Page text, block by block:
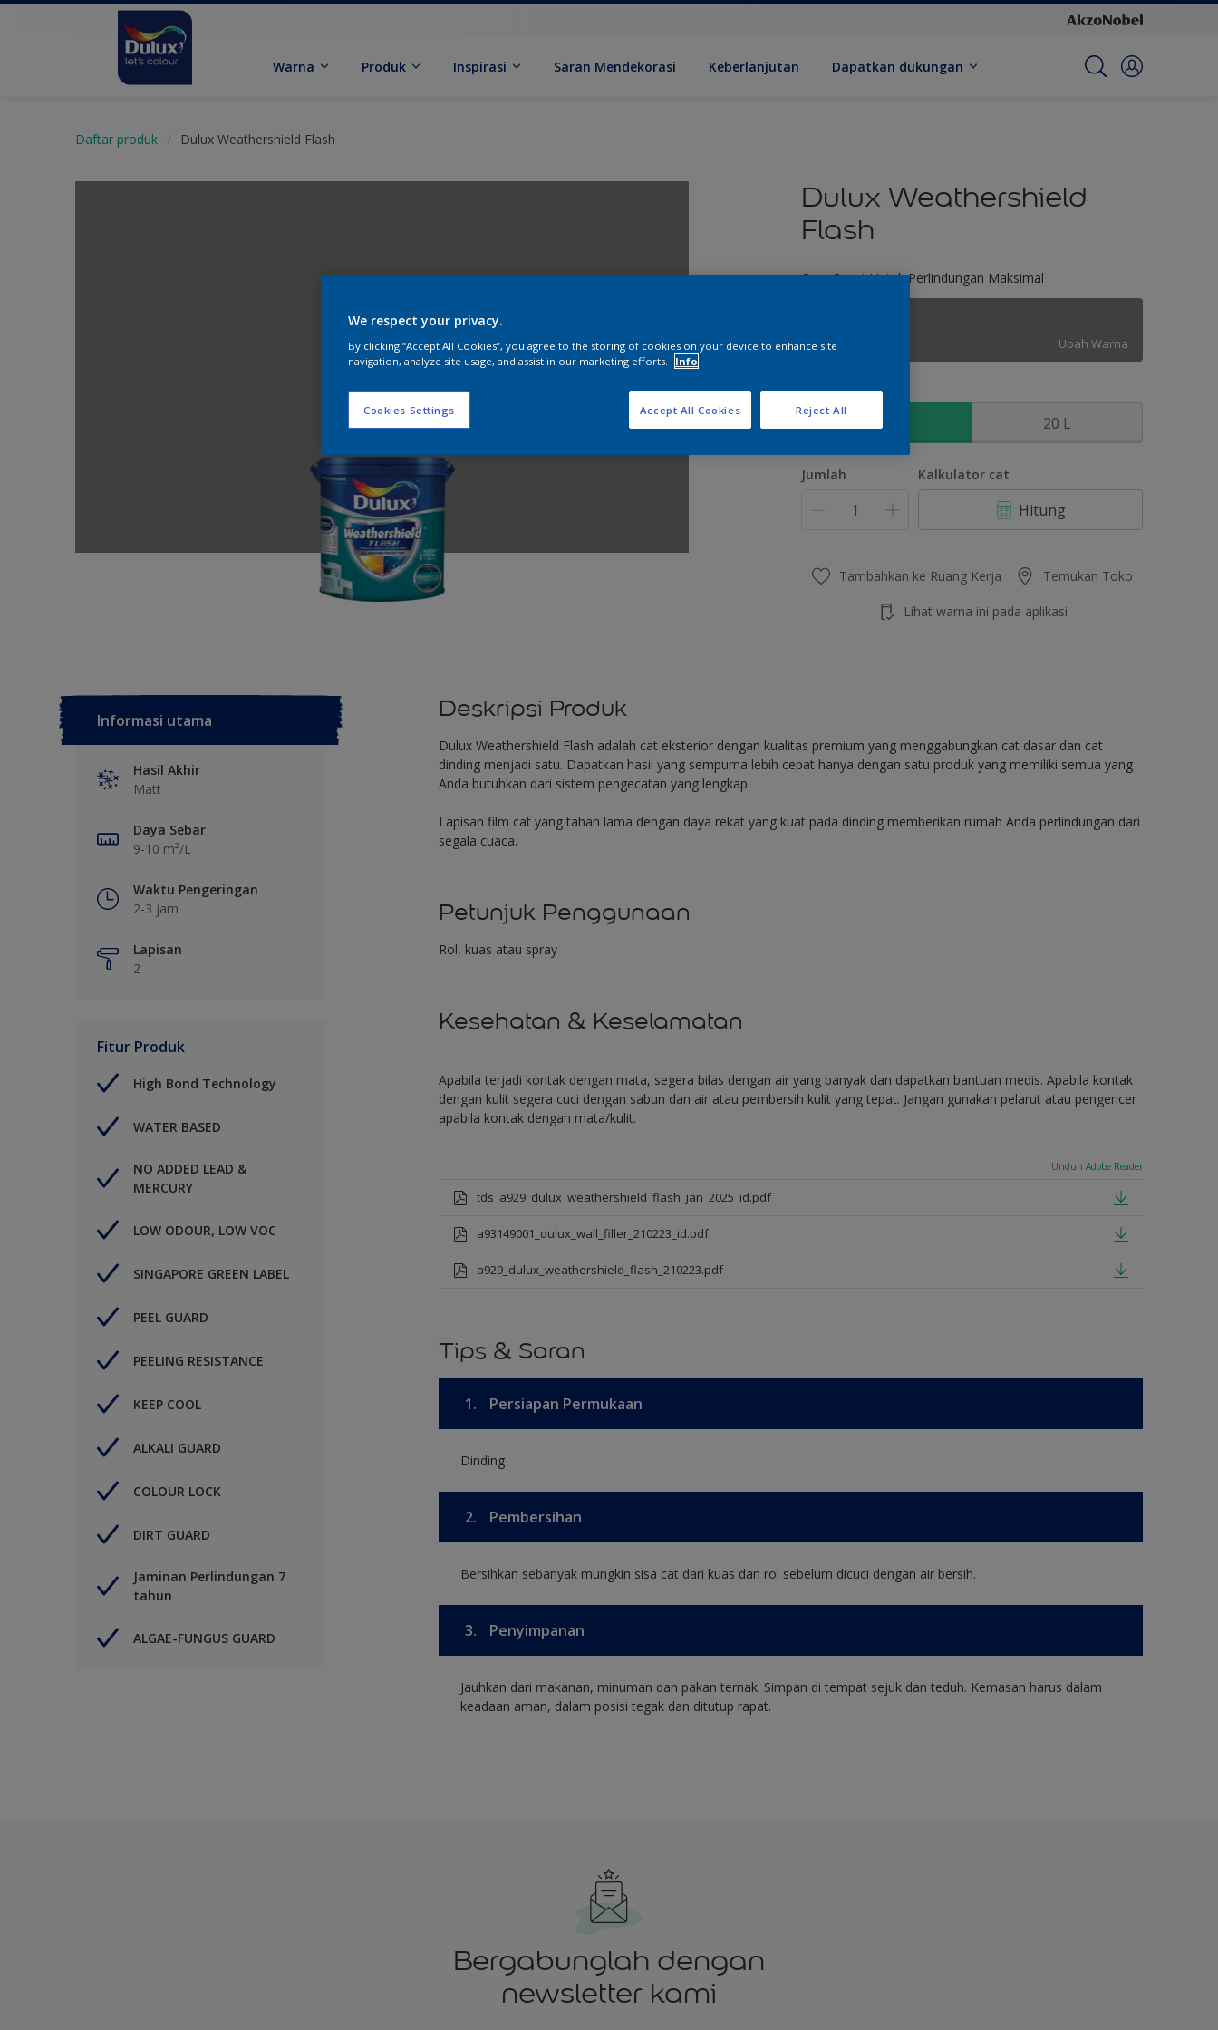
Warna Produk Inspirasi Saran Mendekorasi Keberlanjutan Dapatkan dukungan
Daftar produk Dulux Weathershield Flash
Dulux Weathershield
Flash
Cara Cepat Untuk Perlindungan Maksimal
Ubah Warna
Ukuran
2.5 L 20 L
Jumlah Kalkulator cat
Hitung
Tambahkan ke Ruang Kerja Temukan Toko
Lihat warna ini pada aplikasi
Informasi utama
Hasil Akhir
Matt
Daya Sebar
9-10 m²/L
Waktu Pengeringan
2-3 jam
Lapisan
2
Fitur Produk
High Bond Technology
WATER BASED
NO ADDED LEAD &
MERCURY
LOW ODOUR, LOW VOC
SINGAPORE GREEN LABEL
PEEL GUARD
PEELING RESISTANCE
KEEP COOL
ALKALI GUARD
COLOUR LOCK
DIRT GUARD
Jaminan Perlindungan 7
tahun
ALGAE-FUNGUS GUARD
Deskripsi Produk
Dulux Weathershield Flash adalah cat eksterior dengan kualitas premium yang menggabungkan cat dasar dan cat
dinding menjadi satu. Dapatkan hasil yang sempurna lebih cepat hanya dengan satu produk yang memiliki semua yang
Anda butuhkan dari sistem pengecatan yang lengkap.
Lapisan film cat yang tahan lama dengan daya rekat yang kuat pada dinding memberikan rumah Anda perlindungan dari
segala cuaca.
Petunjuk Penggunaan
Rol, kuas atau spray
Kesehatan & Keselamatan
Apabila terjadi kontak dengan mata, segera bilas dengan air yang banyak dan dapatkan bantuan medis. Apabila kontak
dengan kulit segera cuci dengan sabun dan air atau pembersih kulit yang tepat. Jangan gunakan pelarut atau pengencer
apabila kontak dengan mata/kulit.
Unduh Adobe Reader
tds_a929_dulux_weathershield_flash_jan_2025_id.pdf
a93149001_dulux_wall_filler_210223_id.pdf
a929_dulux_weathershield_flash_210223.pdf
Tips & Saran
1. Persiapan Permukaan
Dinding
2. Pembersihan
Bersihkan sebanyak mungkin sisa cat dari kuas dan rol sebelum dicuci dengan air bersih.
3. Penyimpanan
Jauhkan dari makanan, minuman dan pakan ternak. Simpan di tempat sejuk dan teduh. Kemasan harus dalam
keadaan aman, dalam posisi tegak dan ditutup rapat.
Bergabunglah dengan
newsletter kami
We respect your privacy.
By clicking “Accept All Cookies”, you agree to the storing of cookies on your device to enhance site
navigation, analyze site usage, and assist in our marketing efforts.
Info
Cookies Settings Reject All
Accept All Cookies